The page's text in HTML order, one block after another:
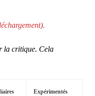
la critique. Cela
Expérimentés